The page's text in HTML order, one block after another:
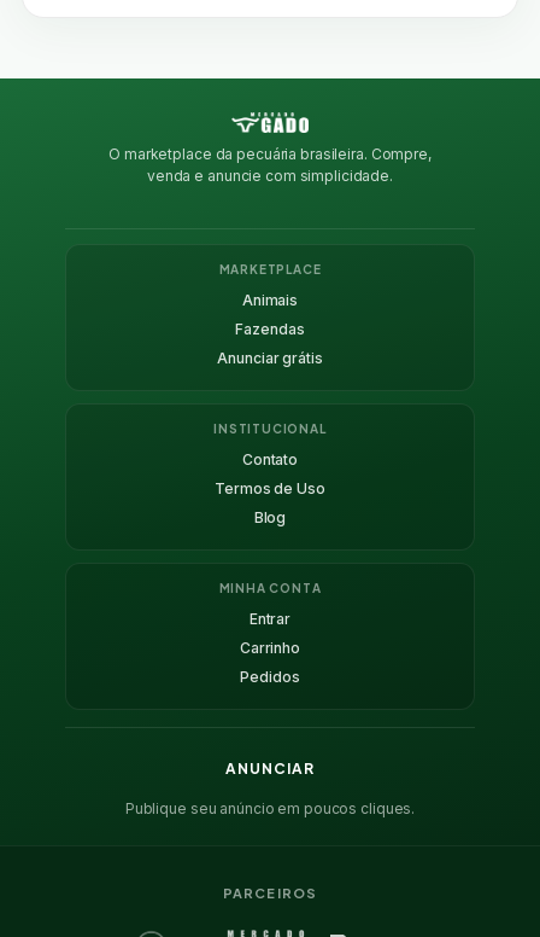
O marketplace da pecuária brasileira. Compre,
venda e anuncie com simplicidade.
MARKETPLACE
Animais
Fazendas
Anunciar grátis
INSTITUCIONAL
Contato
Termos de Uso
Blog
MINHA CONTA
Entrar
Carrinho
Pedidos
ANUNCIAR
Publique seu anúncio em poucos cliques.
PARCEIROS